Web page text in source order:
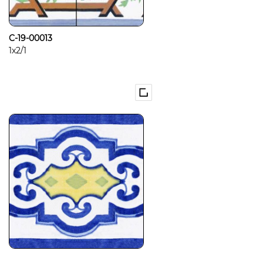
C-19-00013
1x2/1